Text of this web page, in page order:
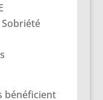
Sobriété
bénéficient